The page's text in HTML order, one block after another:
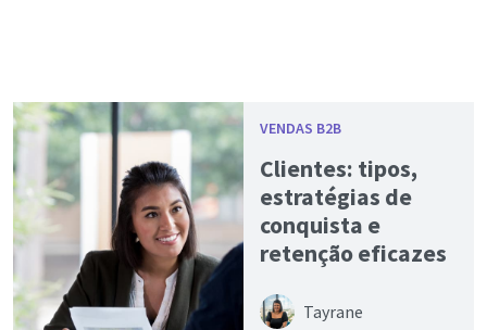
VENDAS B2B
Clientes: tipos,
estratégias de
conquista e
retenção eficazes
Tayrane